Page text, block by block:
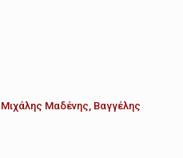
Μαδένης, Βαγγέλης